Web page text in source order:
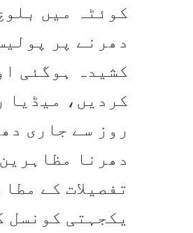
کوئٹہ میں
دھرنے پر
کشیدہ ہوگئی
کردیں، میڈیا
روز سے جاری
دھرنا
تفصیلات کے
یکجہتی کونسل